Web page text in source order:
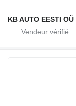
KB AUTO EESTI OÜ